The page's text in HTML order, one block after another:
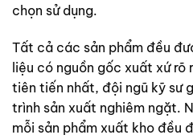
chọn sử dụng.
Tất cả các sản phẩm đều
liệu có nguồn gốc xuất xứ rõ
tiên tiến nhất, đội ngũ kỹ sư
trình sản xuất nghiêm ngặt.
mỗi sản phẩm xuất kho đều